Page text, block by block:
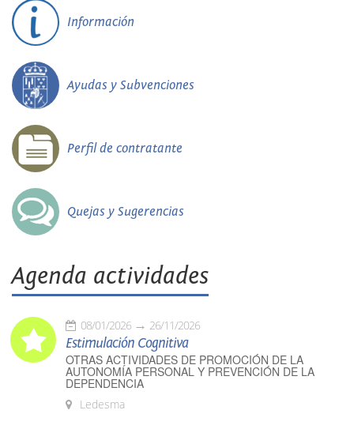
Información
Ayudas y Subvenciones
Perfil de contratante
Quejas y Sugerencias
Agenda actividades
08/01/2026 26/11/2026
Estimulación Cognitiva
OTRAS ACTIVIDADES DE PROMOCIÓN DE LA
AUTONOMÍA PERSONAL Y PREVENCIÓN DE LA
DEPENDENCIA
Ledesma